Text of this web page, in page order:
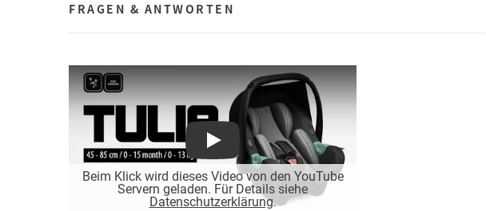
FRAGEN & ANTWORTEN
Beim Klick wird dieses Video von den YouTube
Servern geladen. Für Details siehe
Datenschutzerklärung.
Play